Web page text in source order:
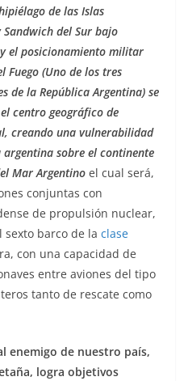
de las Islas
del Sur bajo
el posicionamiento militar
Fuego (Uno de los tres
de la República Argentina) se
centro geográfico de
creando una vulnerabilidad
sobre el continente
Mar Argentino el cual será,
conjuntas con
de propulsión nuclear,
sexto barco de la clase
con una capacidad de
entre aviones del tipo
tanto de rescate como
enemigo de nuestro país,
logra objetivos